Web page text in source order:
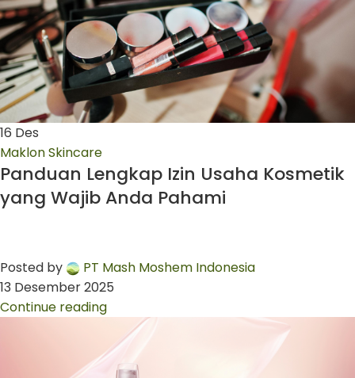
16 Des
Maklon Skincare
Panduan Lengkap Izin Usaha Kosmetik
yang Wajib Anda Pahami
Posted by
PT Mash Moshem Indonesia
13 Desember 2025
Continue reading